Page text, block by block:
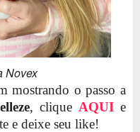
Novex
mostrando o passo a
, clique AQUI e
e deixe seu like!